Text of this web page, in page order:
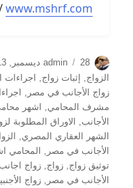
www.mshrf.com
الكاتبadmin
نُشرت
في
28 ديسمبر, 2013
الزواج
إثبات زواج اجراءات
زواج الأجانب في مصر
مشرف المحامي
اشهر
الأجانب
الاوراق المطلوبة
الشهر العقاري المصري
الأجانب في مصر
توثيق زواج ,زواج ,زواج اجانب
الأجانب في مصر
,زواج